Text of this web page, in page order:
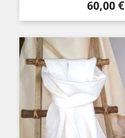
Prix
60,00 €